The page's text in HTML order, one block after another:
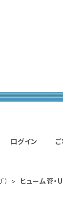
ログイン
ヒューム管・